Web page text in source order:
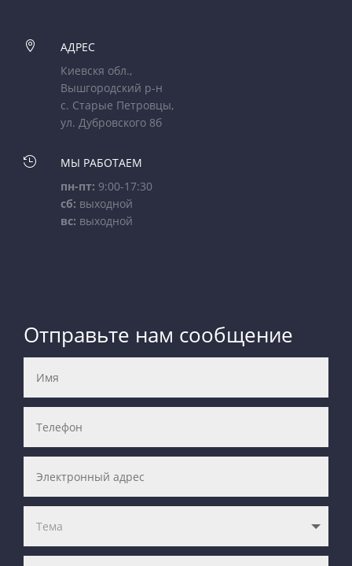

АДРЕС
Киевскя обл.,
Вышгородский р-н
с. Старые Петровцы,
ул. Дубровского 8б

МЫ РАБОТАЕМ
пн-пт: 9:00-17:30
сб: выходной
вс: выходной
Отправьте нам сообщение